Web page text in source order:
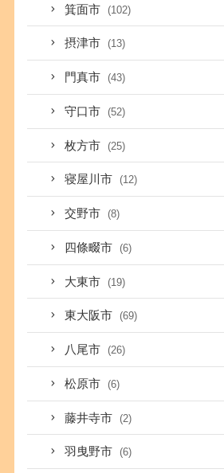
箕面市 (102)
摂津市 (13)
門真市 (43)
守口市 (52)
枚方市 (25)
寝屋川市 (12)
交野市 (8)
四條畷市 (6)
大東市 (19)
東大阪市 (69)
八尾市 (26)
松原市 (6)
藤井寺市 (2)
羽曳野市 (6)